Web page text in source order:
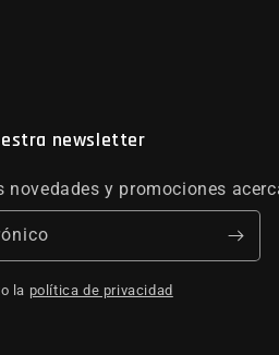
newsletter
novedades y promociones
la política de privacidad